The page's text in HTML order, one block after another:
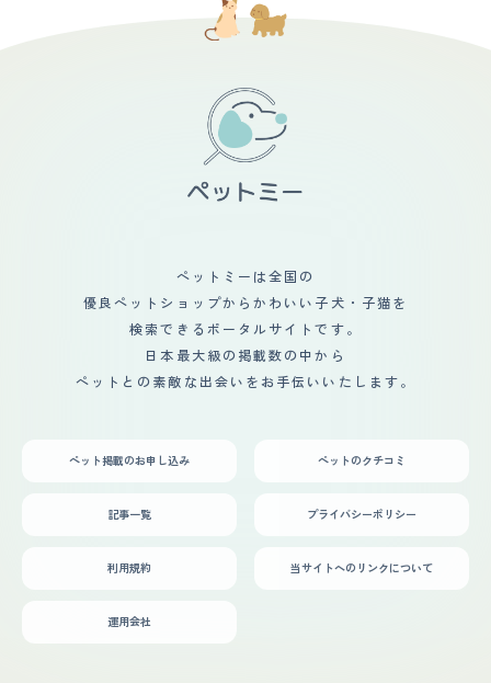
象は綺麗な顔のおっとり大人しい子だなぁと思いました。
不安だったことは特にはありません。ただ子犬のうちはト
に困ったことはありませんが、旅行などで家を空けること
ができないので旅行には行きづらくなりました。
が、冬は寒いのでトリミングに連れて行きます。そこまで
カットはしませんが、数ヶ月に一度、爪や歯磨きなどのケ
【鳴き声】 甲高い声ですが、無駄吠えをあまりしないの
で困ったりはしていません。 外に出てトイレをしたい時
に吠えますが、それほど大きな声で鳴く訳ではないです。
夜中に鳴くこともないので、ご近所に迷惑はあまりかけて
も我慢強い犬です。でも、人懐こく、優しい穏やかな性格
たのがとても印象的でしたが、今は毎日元気いっぱい楽し
く暮らしています。私が悲しんでいると、そっと近くに来
て、膝の上に乗って慰めてくれているかのようにじっとし
ていてくれます。
ペットミーは全国の
優良ペットショップからかわいい子犬・子猫を
検索できるポータルサイトです。
日本最大級の掲載数の中から
ペットとの素敵な出会いをお手伝いいたします。
ペット掲載のお申し込み ペットのクチコミ
記事一覧 プライバシーポリシー
利用規約 当サイトへのリンクについて
運用会社